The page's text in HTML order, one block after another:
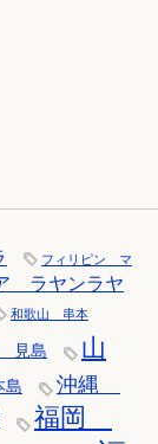
フィリピン マ
ラヤンラヤ
和歌山 串本
見島
山
沖縄
福岡